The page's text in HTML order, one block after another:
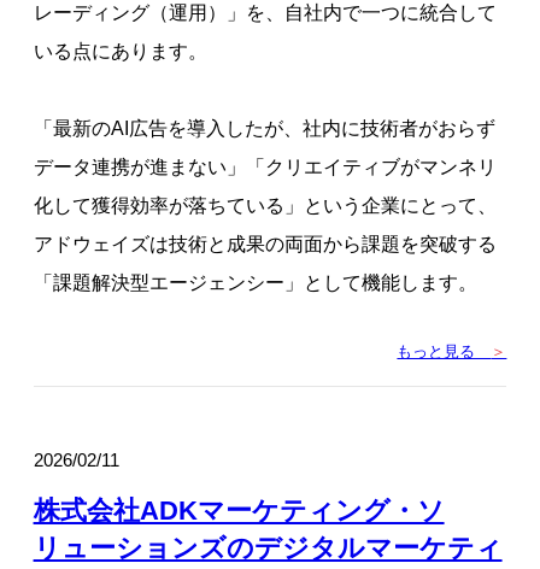
レーディング（運用）」を、自社内で一つに統合して
いる点にあります。
「最新のAI広告を導入したが、社内に技術者がおらず
データ連携が進まない」「クリエイティブがマンネリ
化して獲得効率が落ちている」という企業にとって、
アドウェイズは技術と成果の両面から課題を突破する
「課題解決型エージェンシー」として機能します。
もっと見る ＞
2026/02/11
株式会社ADKマーケティング・ソ
リューションズのデジタルマーケティ